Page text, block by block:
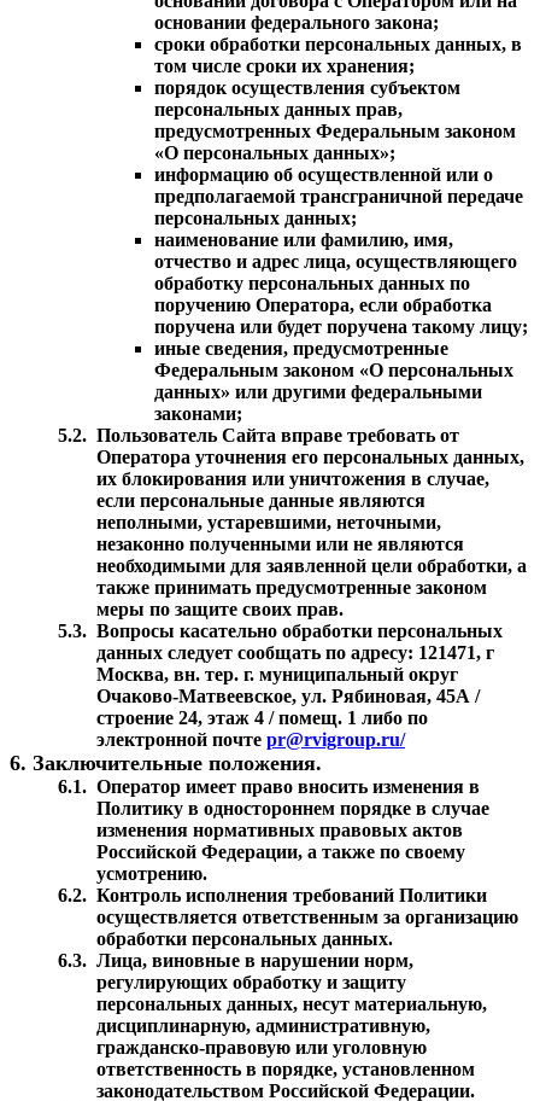
основании федерального закона;
сроки обработки персональных данных, в
том числе сроки их хранения;
порядок осуществления субъектом
персональных данных прав,
предусмотренных Федеральным законом
«О персональных данных»;
информацию об осуществленной или о
предполагаемой трансграничной передаче
персональных данных;
наименование или фамилию, имя,
отчество и адрес лица, осуществляющего
обработку персональных данных по
поручению Оператора, если обработка
поручена или будет поручена такому лицу;
иные сведения, предусмотренные
Федеральным законом «О персональных
данных» или другими федеральными
законами;
5.2. Пользователь Сайта вправе требовать от
Оператора уточнения его персональных данных,
их блокирования или уничтожения в случае,
если персональные данные являются
неполными, устаревшими, неточными,
незаконно полученными или не являются
необходимыми для заявленной цели обработки, а
также принимать предусмотренные законом
меры по защите своих прав.
5.3. Вопросы касательно обработки персональных
данных следует сообщать по адресу: 121471, г
Москва, вн. тер. г. муниципальный округ
Очаково-Матвеевское, ул. Рябиновая, 45А /
строение 24, этаж 4 / помещ. 1 либо по
электронной почте pr@rvigroup.ru/
6. Заключительные положения.
6.1. Оператор имеет право вносить изменения в
Политику в одностороннем порядке в случае
изменения нормативных правовых актов
Российской Федерации, а также по своему
усмотрению.
6.2. Контроль исполнения требований Политики
осуществляется ответственным за организацию
обработки персональных данных.
6.3. Лица, виновные в нарушении норм,
регулирующих обработку и защиту
персональных данных, несут материальную,
дисциплинарную, административную,
гражданско-правовую или уголовную
ответственность в порядке, установленном
законодательством Российской Федерации.